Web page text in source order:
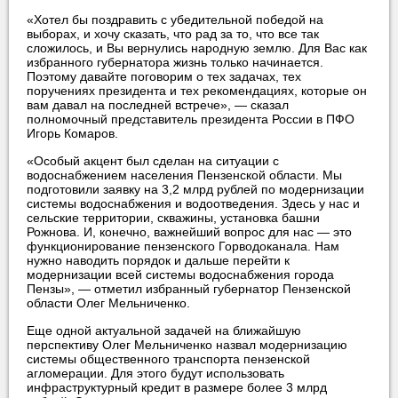
«Хотел бы поздравить с убедительной победой на
выборах, и хочу сказать, что рад за то, что все так
сложилось, и Вы вернулись народную землю. Для Вас как
избранного губернатора жизнь только начинается.
Поэтому давайте поговорим о тех задачах, тех
поручениях президента и тех рекомендациях, которые он
вам давал на последней встрече», — сказал
полномочный представитель президента России в ПФО
Игорь Комаров.
«Особый акцент был сделан на ситуации с
водоснабжением населения Пензенской области. Мы
подготовили заявку на 3,2 млрд рублей по модернизации
системы водоснабжения и водоотведения. Здесь у нас и
сельские территории, скважины, установка башни
Рожнова. И, конечно, важнейший вопрос для нас — это
функционирование пензенского Горводоканала. Нам
нужно наводить порядок и дальше перейти к
модернизации всей системы водоснабжения города
Пензы», — отметил избранный губернатор Пензенской
области Олег Мельниченко.
Еще одной актуальной задачей на ближайшую
перспективу Олег Мельниченко назвал модернизацию
системы общественного транспорта пензенской
агломерации. Для этого будут использовать
инфраструктурный кредит в размере более 3 млрд